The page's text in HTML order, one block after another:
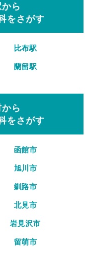
ら
をさがす
比布駅
蘭留駅
ら
をさがす
函館市
旭川市
釧路市
北見市
岩見沢市
留萌市